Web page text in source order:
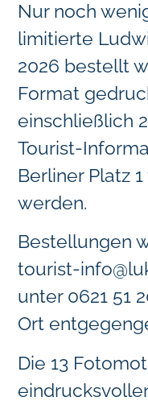
Nur noch
limitierte
2026 bestellt
Format
einschließlich
Tourist-
Berliner Platz
werden.
Bestellungen
tourist-
unter 0621 51
Ort
Die 13